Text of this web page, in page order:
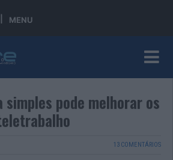
MENU
simples pode melhorar os
13 COMENTÁRIOS